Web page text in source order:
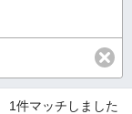
1件マッチしました